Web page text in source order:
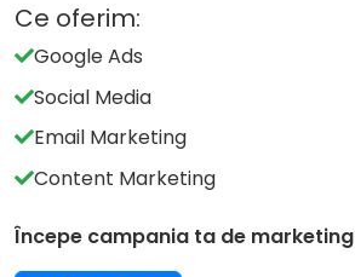
Ce oferim:
Google Ads
Social Media
Email Marketing
Content Marketing
Începe campania ta de marketing